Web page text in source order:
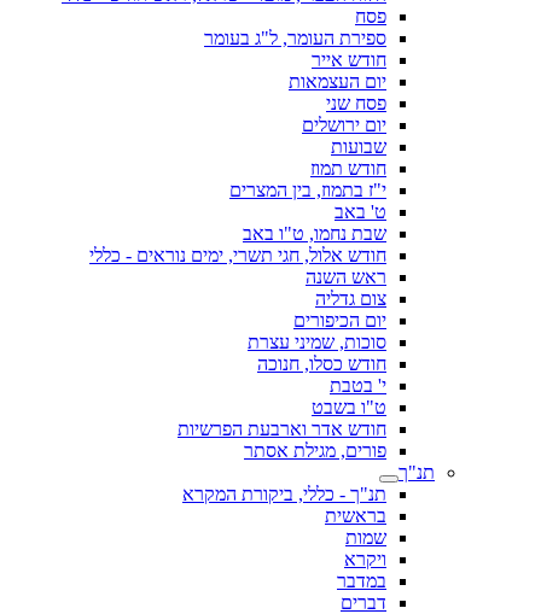
פסח
ספירת העומר, ל"ג בעומר
חודש אייר
יום העצמאות
פסח שני
יום ירושלים
שבועות
חודש תמוז
י"ז בתמוז, בין המצרים
ט' באב
שבת נחמו, ט"ו באב
חודש אלול, חגי תשרי, ימים נוראים - כללי
ראש השנה
צום גדליה
יום הכיפורים
סוכות, שמיני עצרת
חודש כסלו, חנוכה
י' בטבת
ט"ו בשבט
חודש אדר וארבעת הפרשיות
פורים, מגילת אסתר
תנ"ך
תנ"ך - כללי, ביקורת המקרא
בראשית
שמות
ויקרא
במדבר
דברים